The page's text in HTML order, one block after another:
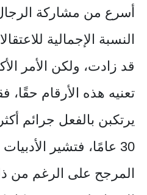
أسرع من مشاركة
النسبة الإجمالية
قد زادت، ولكن الأمر
تعنيه هذه الأرقام حقًا،
يرتكبن بالفعل جرائم
30 عامًا، فتشير
المرجح على الرغم من